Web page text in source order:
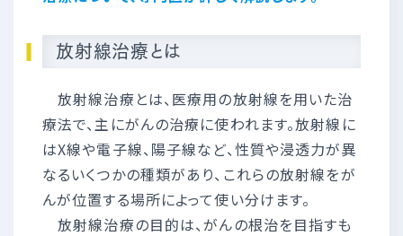
放射線治療とは
放射線治療とは、医療用の放射線を用いた治
療法で、主にがんの治療に使われます。放射線に
はX線や電子線、陽子線など、性質や浸透力が異
なるいくつかの種類があり、これらの放射線をが
んが位置する場所によって使い分けます。
放射線治療の目的は、がんの根治を目指すも